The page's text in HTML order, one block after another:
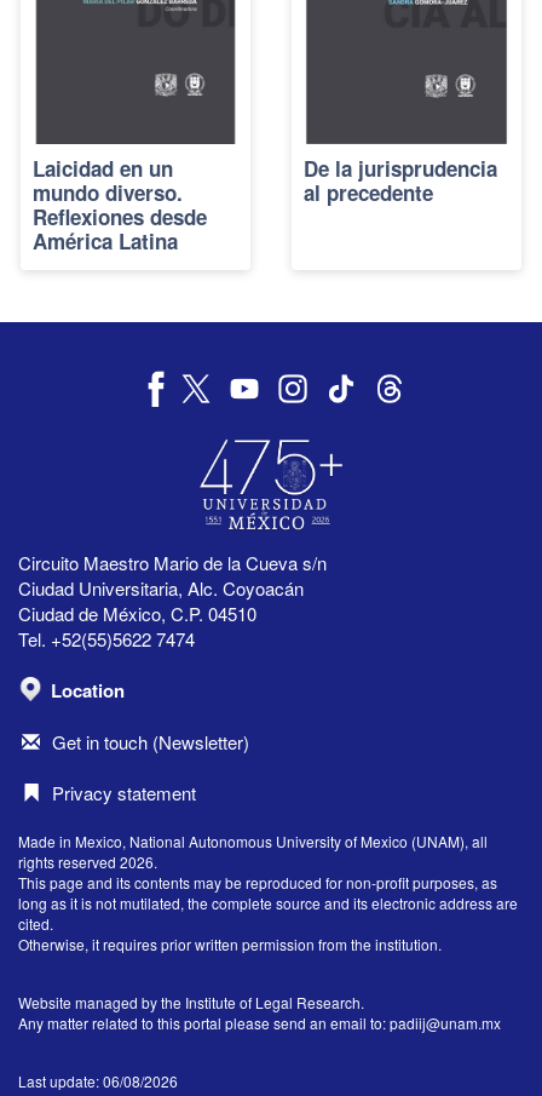
Laicidad en un
mundo diverso.
Reflexiones desde
América Latina
De la jurisprudencia
al precedente
Circuito Maestro Mario de la Cueva s/n
Ciudad Universitaria, Alc. Coyoacán
Ciudad de México, C.P. 04510
Tel. +52(55)5622 7474
Location
Get in touch (Newsletter)
Privacy statement
Made in Mexico, National Autonomous University of Mexico (UNAM), all
rights reserved 2026.
This page and its contents may be reproduced for non-profit purposes, as
long as it is not mutilated, the complete source and its electronic address are
cited.
Otherwise, it requires prior written permission from the institution.
Website managed by the Institute of Legal Research.
Any matter related to this portal please send an email to:padiij@unam.mx
Last update: 06/08/2026